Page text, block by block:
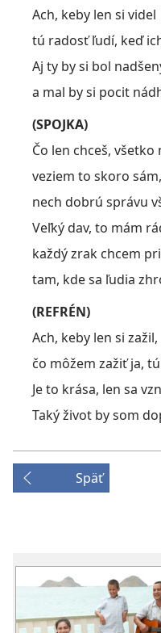
Ach, keby len si videl
tú radosť ľudí, keď
Aj ty by si bol
a mal by si pocit
(SPOJKA)
Čo len chceš, všetko
veziem to skoro sám,
nech dobrú správu
Veľký dav, to mám
každý zrak chcem
tam, kde sa ľudia
(REFRÉN)
Ach, keby len si zažil,
čo môžem zažiť ja,
Je to krása, len sa
Taký život by som
Späť